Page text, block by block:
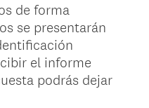
de forma
se presentarán
el informe
podrás dejar